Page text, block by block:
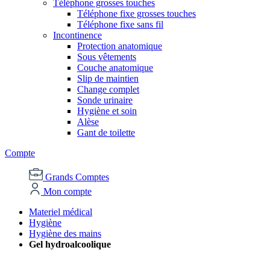
Téléphone grosses touches
Téléphone fixe grosses touches
Téléphone fixe sans fil
Incontinence
Protection anatomique
Sous vêtements
Couche anatomique
Slip de maintien
Change complet
Sonde urinaire
Hygiène et soin
Alèse
Gant de toilette
Compte
Grands Comptes
Mon compte
Materiel médical
Hygiène
Hygiène des mains
Gel hydroalcoolique